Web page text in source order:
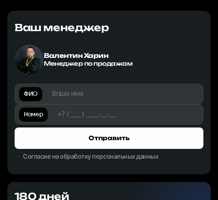
Ваш менеджер
Валентин Харин
Менеджер по продажам
ФИО
Номер
Отправить
Согласие на обработку персональных данных
180 дней